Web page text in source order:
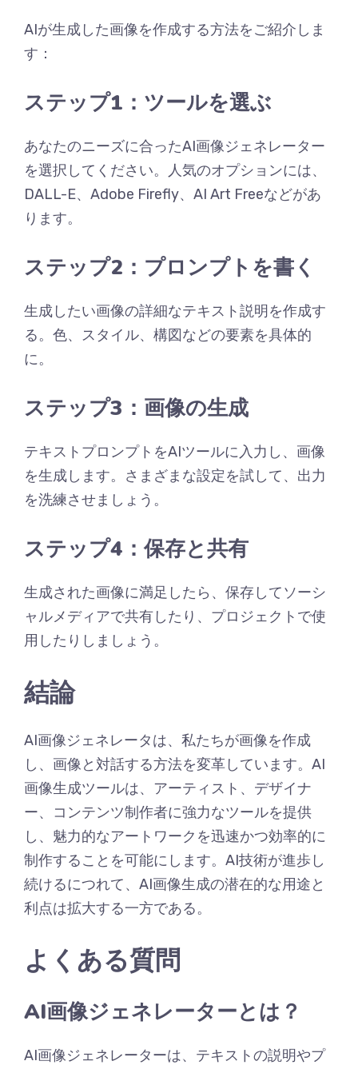
AIが生成した画像を作成する方法をご紹介しま
す：
ステップ1：ツールを選ぶ
あなたのニーズに合ったAI画像ジェネレーター
を選択してください。人気のオプションには、
DALL-E、Adobe Firefly、AI Art Freeなどがあ
ります。
ステップ2：プロンプトを書く
生成したい画像の詳細なテキスト説明を作成す
る。色、スタイル、構図などの要素を具体的
に。
ステップ3：画像の生成
テキストプロンプトをAIツールに入力し、画像
を生成します。さまざまな設定を試して、出力
を洗練させましょう。
ステップ4：保存と共有
生成された画像に満足したら、保存してソーシ
ャルメディアで共有したり、プロジェクトで使
用したりしましょう。
結論
AI画像ジェネレータは、私たちが画像を作成
し、画像と対話する方法を変革しています。AI
画像生成ツールは、アーティスト、デザイナ
ー、コンテンツ制作者に強力なツールを提供
し、魅力的なアートワークを迅速かつ効率的に
制作することを可能にします。AI技術が進歩し
続けるにつれて、AI画像生成の潜在的な用途と
利点は拡大する一方である。
よくある質問
AI画像ジェネレーターとは？
AI画像ジェネレーターは、テキストの説明やプ